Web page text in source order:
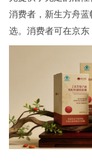
消费者，新生方舟
选。消费者可在京东